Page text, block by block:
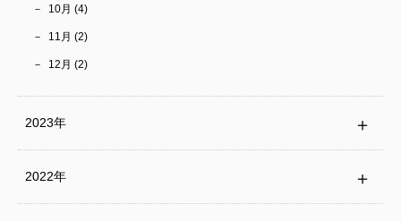
10月 (4)
11月 (2)
12月 (2)
2023年
2022年